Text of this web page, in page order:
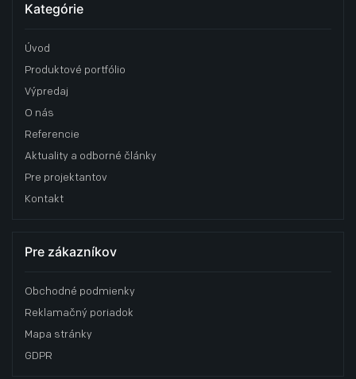
Kategórie
Úvod
Produktové portfólio
Výpredaj
O nás
Referencie
Aktuality a odborné články
Pre projektantov
Kontakt
Pre zákazníkov
Obchodné podmienky
Reklamačný poriadok
Mapa stránky
GDPR